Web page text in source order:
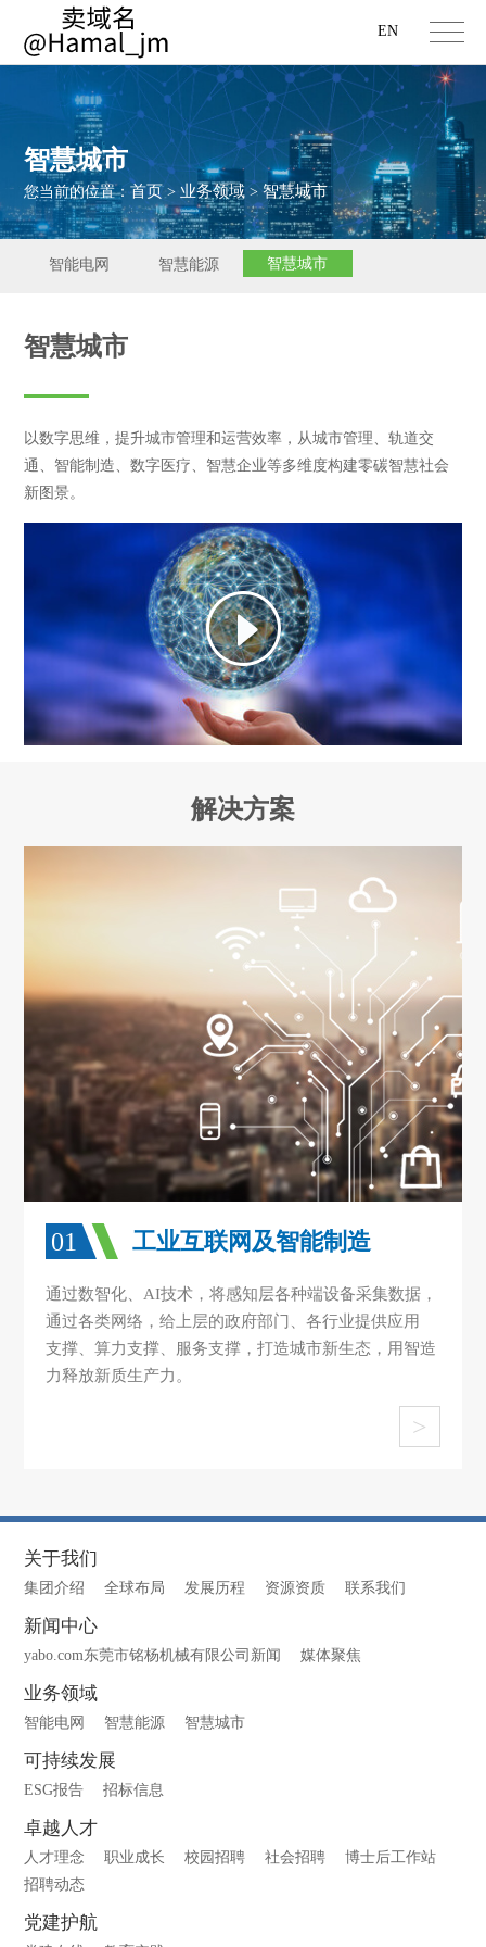
EN
智慧城市
您当前的位置：首页>业务领域 >智慧城市
智能电网 智慧能源 智慧城市
智慧城市
以数字思维，提升城市管理和运营效率，从城市管理、轨道交
通、智能制造、数字医疗、智慧企业等多维度构建零碳智慧社会
新图景。
解决方案
01 工业互联网及智能制造
通过数智化、AI技术，将感知层各种端设备采集数据，
通过各类网络，给上层的政府部门、各行业提供应用
支撑、算力支撑、服务支撑，打造城市新生态，用智造
力释放新质生产力。
>
关于我们
集团介绍 全球布局 发展历程 资源资质 联系我们
新闻中心
yabo.com东莞市铭杨机械有限公司新闻 媒体聚焦
业务领域
智能电网 智慧能源 智慧城市
可持续发展
ESG报告 招标信息
卓越人才
人才理念 职业成长 校园招聘 社会招聘
博士后工作站
招聘动态
党建护航